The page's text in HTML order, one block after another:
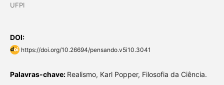
UFPI
DOI:
https://doi.org/10.26694/pensando.v5i10.3041
Palavras-chave: Realismo, Karl Popper, Filosofia da Ciência.